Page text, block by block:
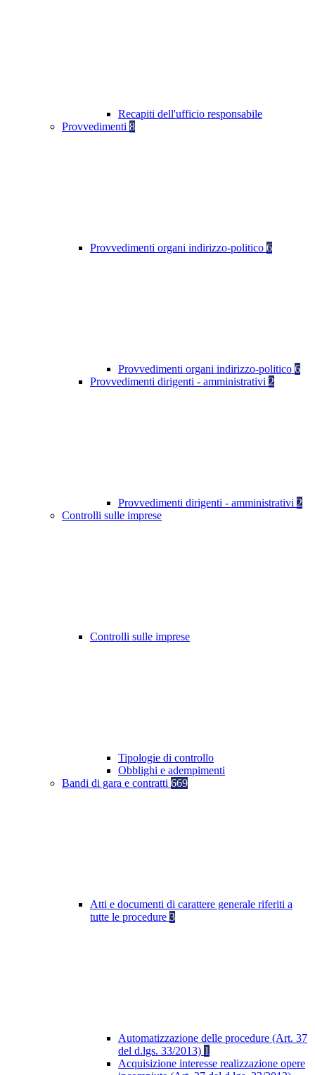
Recapiti dell'ufficio responsabile
Provvedimenti 8
Provvedimenti organi indirizzo-politico 6
Provvedimenti organi indirizzo-politico 6
Provvedimenti dirigenti - amministrativi 2
Provvedimenti dirigenti - amministrativi 2
Controlli sulle imprese
Controlli sulle imprese
Tipologie di controllo
Obblighi e adempimenti
Bandi di gara e contratti 669
Atti e documenti di carattere generale riferiti a
tutte le procedure 3
Automatizzazione delle procedure (Art. 37
del d.lgs. 33/2013) 1
Acquisizione interesse realizzazione opere